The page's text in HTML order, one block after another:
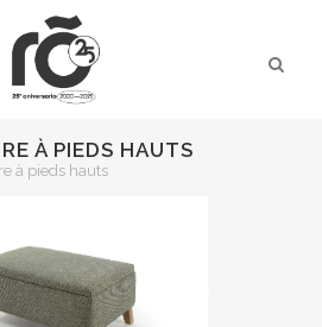
À PIEDS HAUTS
à pieds hauts